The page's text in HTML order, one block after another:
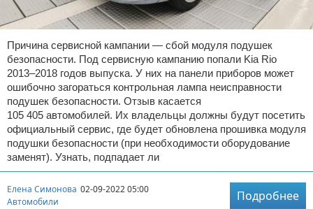
Причина сервисной кампании — сбой модуля подушек
безопасности. Под сервисную кампанию попали Kia Rio
2013–2018 годов выпуска. У них на панели приборов может
ошибочно загораться контрольная лампа неисправности
подушек безопасности. Отзыв касается
105 405 автомобилей. Их владельцы должны будут посетить
официальный сервис, где будет обновлена прошивка модуля
подушки безопасности (при необходимости оборудование
заменят). Узнать, подпадает ли
Елена Симонова 02-09-2022 05:00
Автомобили
Подробнее